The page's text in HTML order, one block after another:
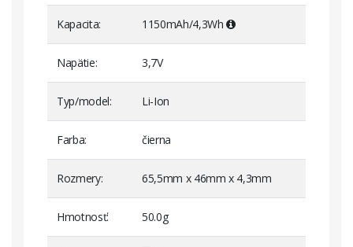
Kapacita 1150mAh/4,3Wh
Napätie 3,7V
Typ/model Li-Ion
Farba čierna
Rozmery 65,5mm x 46mm x 4,3mm
Hmotnosť 50.0g